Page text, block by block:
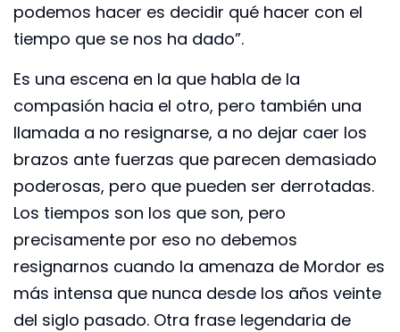
podemos hacer es decidir qué hacer con el
tiempo que se nos ha dado”.
Es una escena en la que habla de la
compasión hacia el otro, pero también una
llamada a no resignarse, a no dejar caer los
brazos ante fuerzas que parecen demasiado
poderosas, pero que pueden ser derrotadas.
Los tiempos son los que son, pero
precisamente por eso no debemos
resignarnos cuando la amenaza de Mordor es
más intensa que nunca desde los años veinte
del siglo pasado. Otra frase legendaria de